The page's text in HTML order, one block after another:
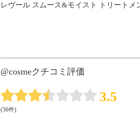
レヴール スムース&モイスト トリートメ
@cosmeクチコミ評価
3.5
(56件)